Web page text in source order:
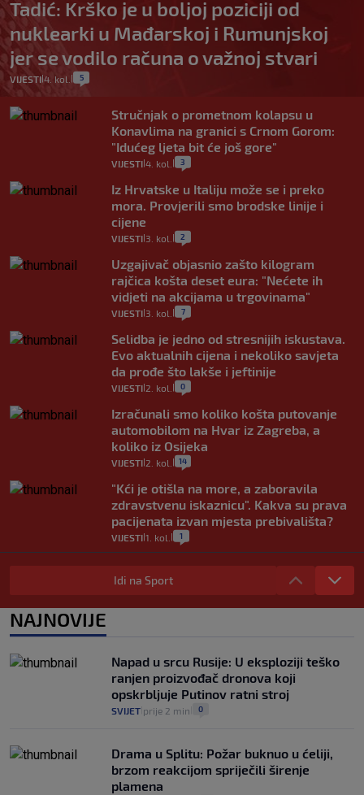
Tadić: Krško je u boljoj poziciji od
nuklearki u Mađarskoj i Rumunjskoj
jer se vodilo računa o važnoj stvari
VIJESTI 4. kol. 5
Stručnjak o prometnom kolapsu u
Konavlima na granici s Crnom Gorom:
"Idućeg ljeta bit će još gore"
VIJESTI 4. kol. 3
Iz Hrvatske u Italiju može se i preko
mora. Provjerili smo brodske linije i
cijene
VIJESTI 3. kol. 2
Uzgajivač objasnio zašto kilogram
rajčica košta deset eura: "Nećete ih
vidjeti na akcijama u trgovinama"
VIJESTI 3. kol. 7
Selidba je jedno od stresnijih iskustava.
Evo aktualnih cijena i nekoliko savjeta
da prođe što lakše i jeftinije
VIJESTI 2. kol. 0
Izračunali smo koliko košta putovanje
automobilom na Hvar iz Zagreba, a
koliko iz Osijeka
VIJESTI 2. kol. 14
"Kći je otišla na more, a zaboravila
zdravstvenu iskaznicu". Kakva su prava
pacijenata izvan mjesta prebivališta?
VIJESTI 1. kol. 1
Provjerili smo "što ćemo onda" ako
Plenković na 15 dana ukine mjere: "Ne bi
se dogodilo ništa. Vlada se zaljubila u te
intervencije"
Analitičar o Mostu: Oni su u yin-yang
poziciji i imaju drugog najpoznatijeg
bravara u povijesti Hrvatske
VIJESTI 30. srp. 16
Idi na Sport
NAJNOVIJE
Napad u srcu Rusije: U eksploziji teško
ranjen proizvođač dronova koji
opskrbljuje Putinov ratni stroj
SVIJET prije 2 min 0
Drama u Splitu: Požar buknuo u ćeliji,
brzom reakcijom spriječili širenje
plamena